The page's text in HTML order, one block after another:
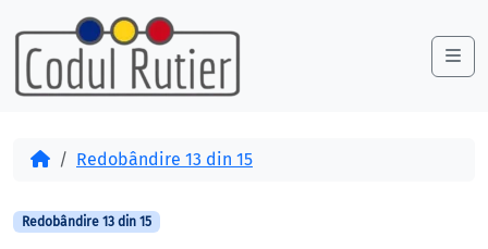
Skip to content
Skip to footer
AcasăRedobândire 13 din 15
Redobândire 13 din 15